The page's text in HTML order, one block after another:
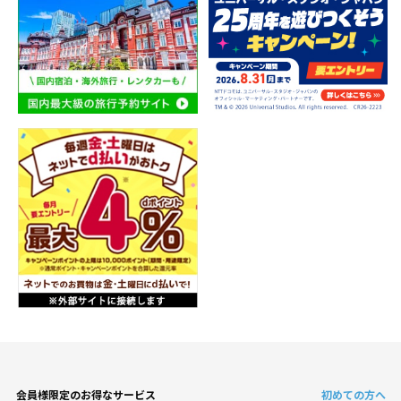
会員様限定のお得なサービス 初めての方へ